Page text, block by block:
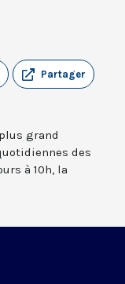
Partager
grand
des
à 10h, la